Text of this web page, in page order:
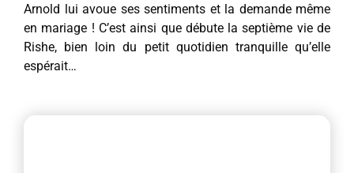
Arnold lui avoue ses sentiments et la demande même
en mariage ! C’est ainsi que débute la septième vie de
Rishe, bien loin du petit quotidien tranquille qu’elle
espérait…